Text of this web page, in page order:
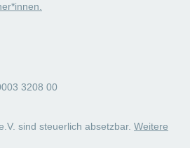
3208 00
sind steuerlich absetzbar. Weitere